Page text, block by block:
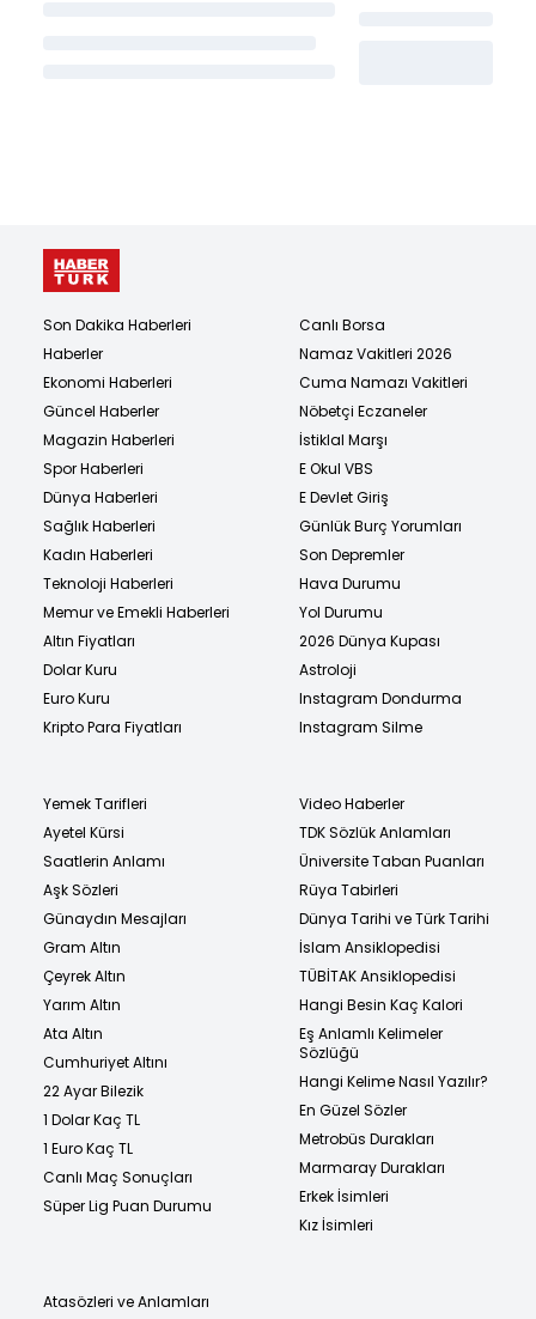
Son Dakika Haberleri
Haberler
Ekonomi Haberleri
Güncel Haberler
Magazin Haberleri
Spor Haberleri
Dünya Haberleri
Sağlık Haberleri
Kadın Haberleri
Teknoloji Haberleri
Memur ve Emekli Haberleri
Altın Fiyatları
Dolar Kuru
Euro Kuru
Kripto Para Fiyatları
Canlı Borsa
Namaz Vakitleri 2026
Cuma Namazı Vakitleri
Nöbetçi Eczaneler
İstiklal Marşı
E Okul VBS
E Devlet Giriş
Günlük Burç Yorumları
Son Depremler
Hava Durumu
Yol Durumu
2026 Dünya Kupası
Astroloji
Instagram Dondurma
Instagram Silme
Yemek Tarifleri
Ayetel Kürsi
Saatlerin Anlamı
Aşk Sözleri
Günaydın Mesajları
Gram Altın
Çeyrek Altın
Yarım Altın
Ata Altın
Cumhuriyet Altını
22 Ayar Bilezik
1 Dolar Kaç TL
1 Euro Kaç TL
Canlı Maç Sonuçları
Süper Lig Puan Durumu
Video Haberler
TDK Sözlük Anlamları
Üniversite Taban Puanları
Rüya Tabirleri
Dünya Tarihi ve Türk Tarihi
İslam Ansiklopedisi
TÜBİTAK Ansiklopedisi
Hangi Besin Kaç Kalori
Eş Anlamlı Kelimeler
Sözlüğü
Hangi Kelime Nasıl Yazılır?
En Güzel Sözler
Metrobüs Durakları
Marmaray Durakları
Erkek İsimleri
Kız İsimleri
Atasözleri ve Anlamları